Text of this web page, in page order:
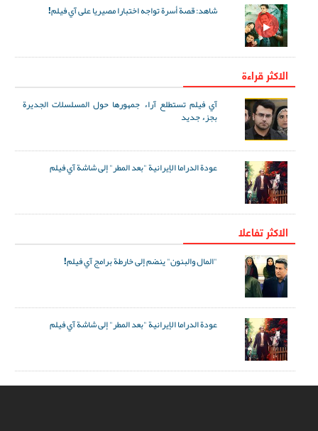
شاهد: قصة أسرة تواجه اختبارا مصيريا على آي فيلم!
الاكثر قراءة
آي فيلم تستطلع آراء جمهورها حول المسلسلات الجديرة
بجزء جديد
عودة الدراما الإيرانية "بعد المطر" إلى شاشة آي فيلم
الاکثر تفاعلا
"المال والبنون" ينضم إلى خارطة برامج آي فيلم!
عودة الدراما الإيرانية "بعد المطر" إلى شاشة آي فيلم